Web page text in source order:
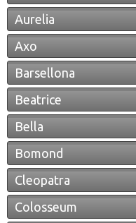
Aurelia
Axo
Barsellona
Beatrice
Bella
Bomond
Cleopatra
Colosseum